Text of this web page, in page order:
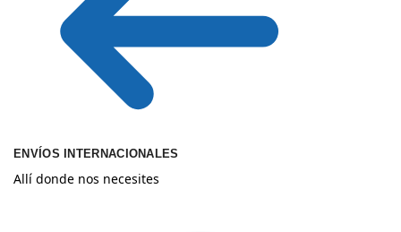
ENVÍOS INTERNACIONALES
Allí donde nos necesites